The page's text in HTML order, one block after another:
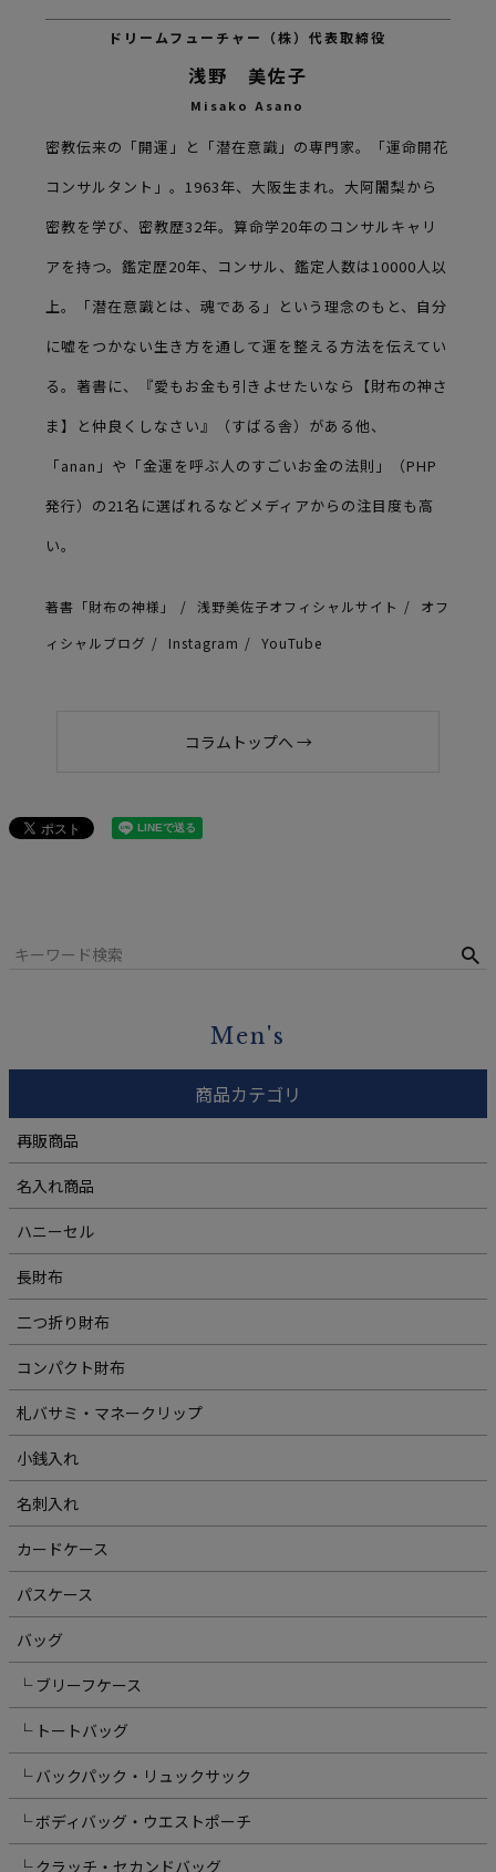
Men's
商品カテゴリ
再販商品
名入れ商品
ハニーセル
長財布
二つ折り財布
コンパクト財布
札バサミ・マネークリップ
小銭入れ
名刺入れ
カードケース
パスケース
バッグ
└ ブリーフケース
└ トートバッグ
└ バックパック・リュックサック
└ ボディバッグ・ウエストポーチ
└ クラッチ・セカンドバッグ
ドリームフューチャー（株）代表取締役
浅野 美佐子
Misako Asano
密教伝来の「開運」と「潜在意識」の専門家。「運命開花
コンサルタント」。1963年、大阪生まれ。大阿闍梨から
密教を学び、密教歴32年。算命学20年のコンサルキャリ
アを持つ。鑑定歴20年、コンサル、鑑定人数は10000人以
上。「潜在意識とは、魂である」という理念のもと、自分
に嘘をつかない生き方を通して運を整える方法を伝えてい
る。著書に、『愛もお金も引きよせたいなら【財布の神さ
ま】と仲良くしなさい』（すばる舎）がある他、
「anan」や「金運を呼ぶ人のすごいお金の法則」（PHP
発行）の21名に選ばれるなどメディアからの注目度も高
い。
著書「財布の神様」 浅野美佐子オフィシャルサイト
オフ
ィシャルブログ
Instagram YouTube
コラムトップへ →